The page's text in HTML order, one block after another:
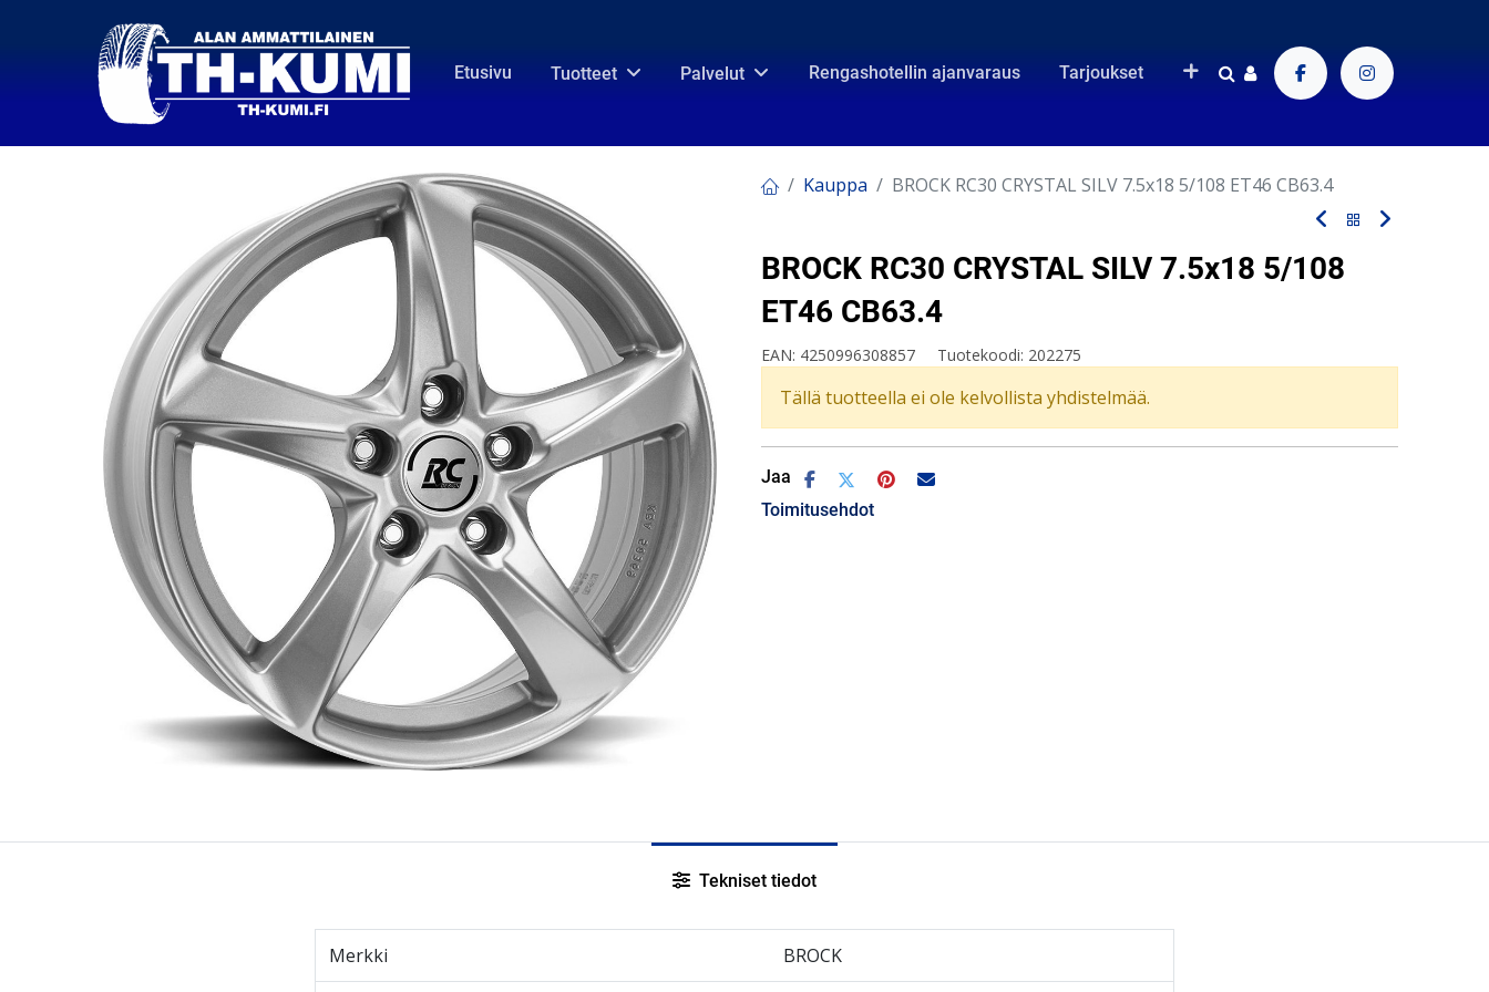
Etusivu Tuotteet Palvelut Rengashotellin ajanvaraus Tarjoukset
Kauppa BROCK RC30 CRYSTAL SILV 7.5x18 5/108 ET46 CB63.4
BROCK RC30 CRYSTAL SILV 7.5x18 5/108
ET46 CB63.4
EAN: 4250996308857 Tuotekoodi: 202275
Tällä tuotteella ei ole kelvollista yhdistelmää.
Jaa
Toimitusehdot
Tekniset tiedot
Merkki BROCK